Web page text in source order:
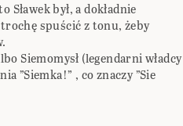
Sławek był, a dokładnie
spuścić z tonu, żeby
Siemomysł (legendarni władcy
”Siemka!” , co znaczy ”Sie